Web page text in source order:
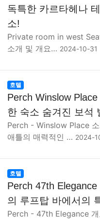
독특한 카르타헤나
소!
Private room in west
소개 및 개요… 2024-10-31
호텔
Perch Winslow Place
한 숙소 숨겨진 보석
Perch - Winslow Place
애틀의 매력적인 … 2024-
호텔
Perch 47th Elegance
의 루프탑 바에서의
Perch - 47th Elegance